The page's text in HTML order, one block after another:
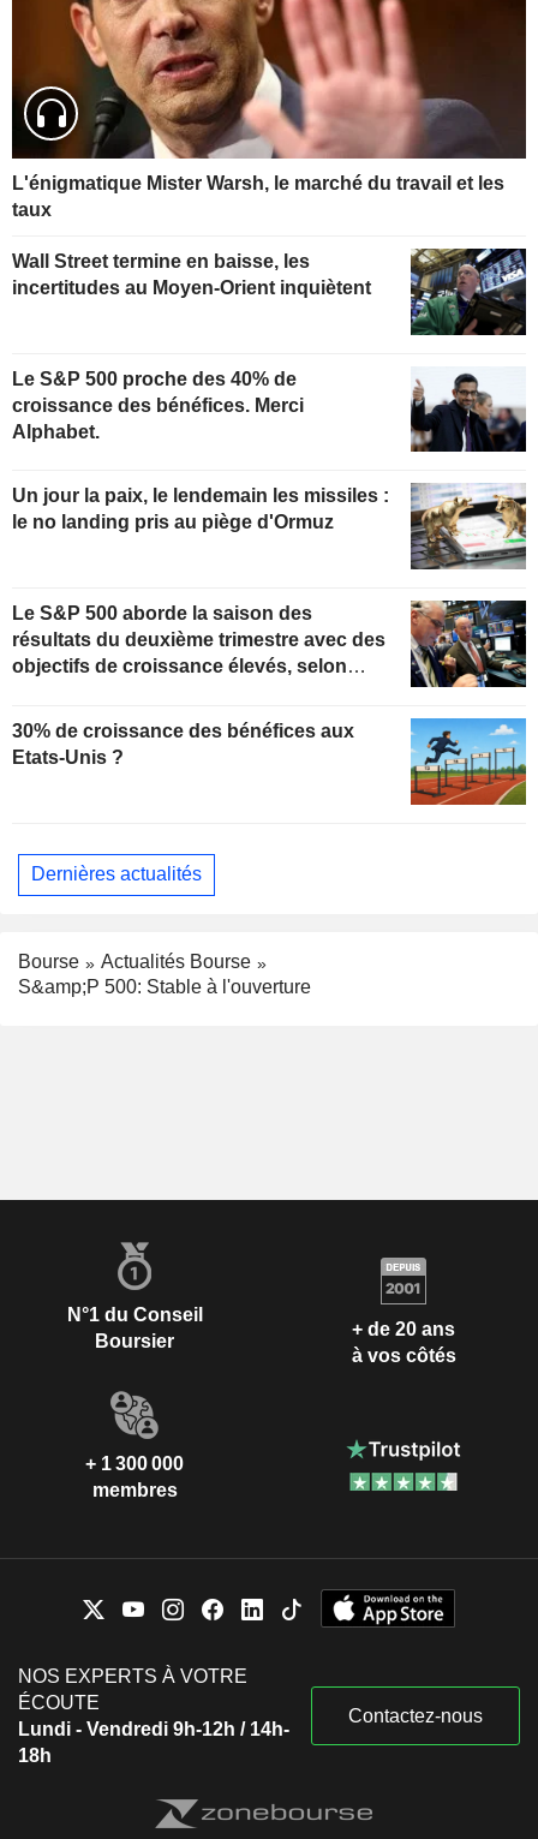
L'énigmatique Mister Warsh, le marché du travail et les
taux
Wall Street termine en baisse, les
incertitudes au Moyen-Orient inquiètent
Le S&P 500 proche des 40% de
croissance des bénéfices. Merci
Alphabet.
Un jour la paix, le lendemain les missiles :
le no landing pris au piège d'Ormuz
Le S&P 500 aborde la saison des
résultats du deuxième trimestre avec des
objectifs de croissance élevés, selon
30% de croissance des bénéfices aux
Etats-Unis ?
Dernières actualités
Bourse
Actualités Bourse
S&amp;P 500: Stable à l'ouverture
N°1 du Conseil
Boursier
+ de 20 ans
à vos côtés
+ 1 300 000
membres
NOS EXPERTS À VOTRE
ÉCOUTE
Lundi - Vendredi 9h-12h / 14h-
18h
Contactez-nous